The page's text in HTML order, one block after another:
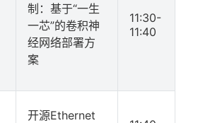
制：基于“一生
一芯”的卷积神
经网络部署方
案
11:30-
11:40
开源Ethernet